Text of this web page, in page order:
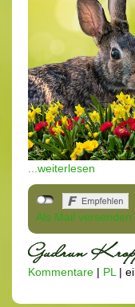
...weiterlesen
Als Mail versenden
Kommentare | PL |